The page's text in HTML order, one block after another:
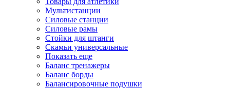
Мультистанции
Силовые станции
Силовые рамы
Стойки для штанги
Скамьи универсальные
Показать еще
Баланс тренажеры
Баланс борды
Балансировочные подушки